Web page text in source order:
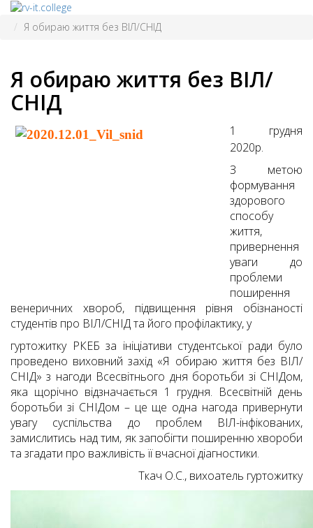
Я обираю життя без ВІЛ/СНІД
Я обираю життя без ВІЛ/
СНІД
1 грудня
2020р.
З метою
формування
здорового
способу
життя,
привернення
уваги до
проблеми
поширення
венеричних хвороб, підвищення рівня обізнаності
студентів про ВІЛ/СНІД та його профілактику, у
гуртожитку РКЕБ за ініціативи студентської ради було
проведено виховний захід «Я обираю життя без ВІЛ/
СНІД» з нагоди Всесвітнього дня боротьби зі СНІДом,
яка щорічно відзначається 1 грудня. Всесвітній день
боротьби зі СНІДом – це ще одна нагода привернути
увагу суспільства до проблем ВІЛ-інфікованих,
замислитись над тим, як запобігти поширенню хвороби
та згадати про важливість її вчасної діагностики.
Ткач О.С., вихоатель гуртожитку